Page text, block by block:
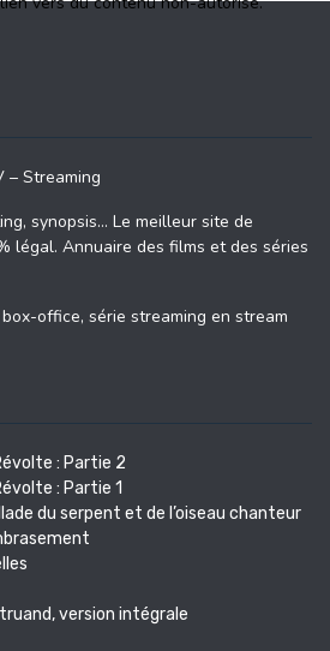
– Streaming
synopsis… Le meilleur site de
légal. Annuaire des films et des séries
office, série streaming en stream
: Partie 2
: Partie 1
du serpent et de l’oiseau chanteur
version intégrale